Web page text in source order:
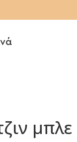
μπλε